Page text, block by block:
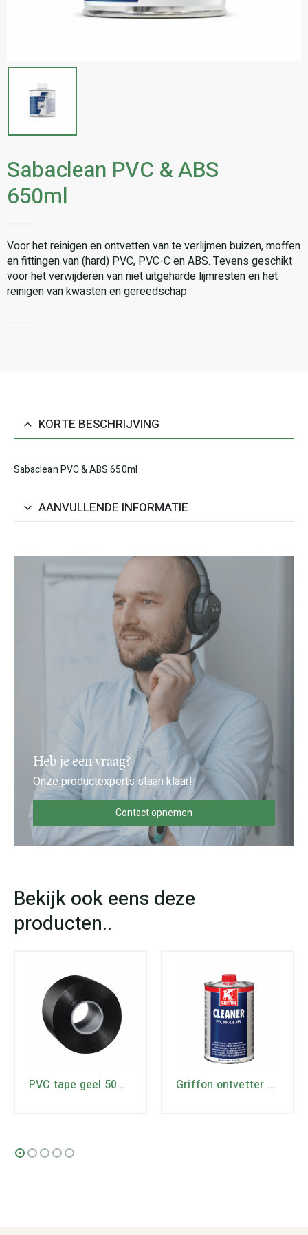
Sabaclean PVC & ABS
650ml
Voor het reinigen en ontvetten van te verlijmen buizen, moffen
en fittingen van (hard) PVC, PVC-C en ABS. Tevens geschikt
voor het verwijderen van niet uitgeharde lijmresten en het
reinigen van kwasten en gereedschap
KORTE BESCHRIJVING
Sabaclean PVC & ABS 650ml
AANVULLENDE INFORMATIE
Heb je een vraag?
Onze productexperts staan klaar!
Contact opnemen
PVC tape geel 50mm x 0.2mm – 10mtr Griffon ontvetter 1 ltr